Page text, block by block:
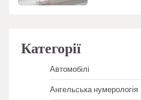
Категорії
Автомобілі
Ангельська нумерологія